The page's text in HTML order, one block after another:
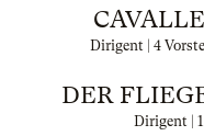
Dirigent | 4
DER
Dirigent |